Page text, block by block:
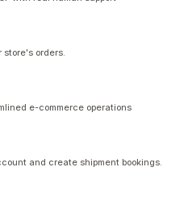
store's orders.
e-commerce operations
and create shipment bookings.